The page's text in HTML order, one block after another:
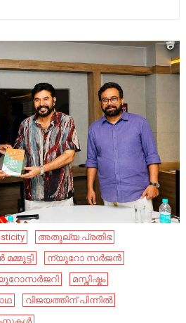
അതുല്യ പ്രതിഭ
ന്യൂറോ സർജൻ
മസ്തിഷ്കം
വിജയത്തിന് പിന്നിൽ